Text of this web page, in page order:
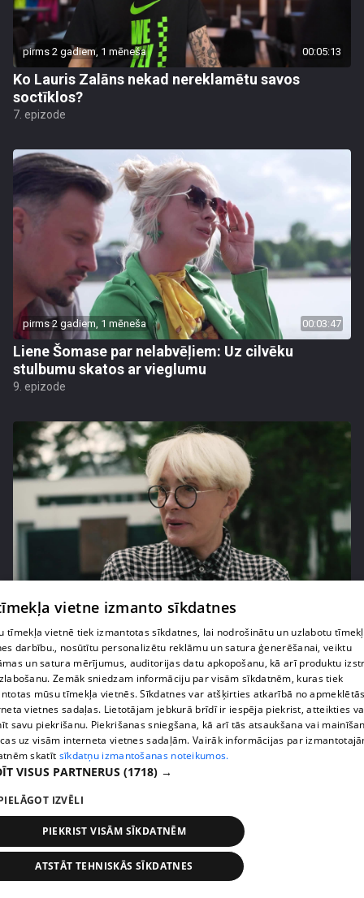
pirms 2 gadiem, 1 mēneša 00:05:13
Ko Lauris Zalāns nekad nereklamētu savos
soctīklos?
7. epizode
pirms 2 gadiem, 1 mēneša 00:03:47
Liene Šomase par nelabvēļiem: Uz cilvēku
stulbumu skatos ar vieglumu
9. epizode
restorānā?
1. epizode
pirms 2 gadiem, 1 mēneša
vietne izmanto sīkdatnes
tīmekļa vietnē tiek izmantotas sīkdatnes, lai nodrošinātu un uzlabotu
darbību., nosūtītu personalizētu reklāmu un satura ģenerēšanai, veiktu
un satura mērījumus, auditorijas datu apkopošanu, kā arī produktu
Zemāk sniedzam informāciju par visām sīkdatnēm, kuras tiek
mūsu tīmekļa vietnēs. Sīkdatnes var atšķirties atkarībā no
vietnes sadaļas. Lietotājam jebkurā brīdī ir iespēja piekrist, atteikties
savu piekrišanu. Piekrišanas sniegšana, kā arī tās atsaukšana vai
uz visām interneta vietnes sadaļām. Vairāk informācijas par
skatīt sīkdatņu izmantošanas noteikumos.
VISUS PARTNERUS (1718) →
IZVĒLI
PIEKRIST VISĀM SĪKDATNĒM
ATSTĀT TEHNISKĀS SĪKDATNES